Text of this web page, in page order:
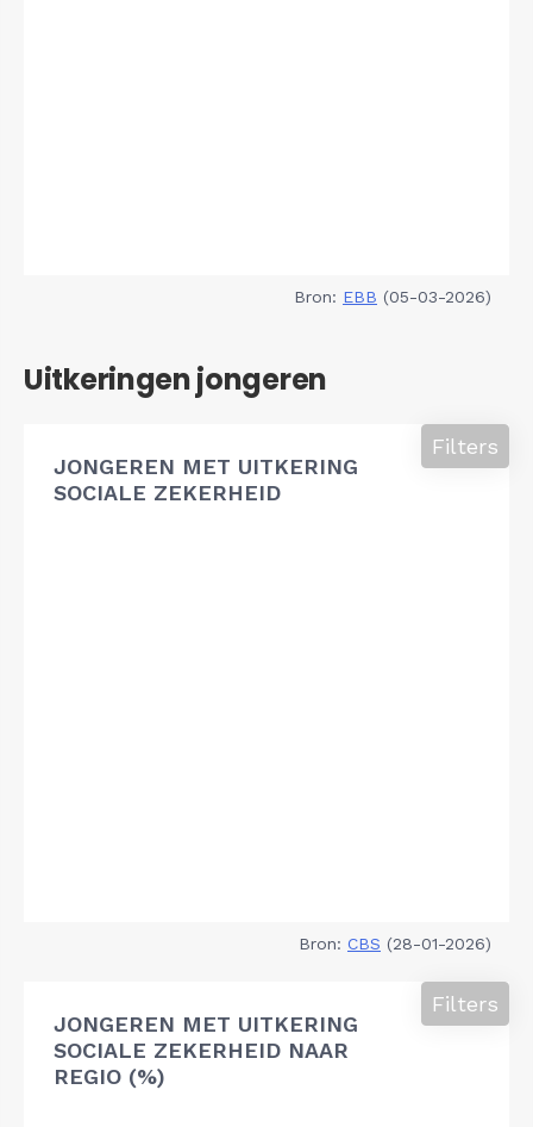
Bron: EBB (05-03-2026)
Uitkeringen jongeren
JONGEREN MET UITKERING
SOCIALE ZEKERHEID
Filters
Bron: CBS (28-01-2026)
JONGEREN MET UITKERING
SOCIALE ZEKERHEID NAAR
REGIO (%)
Filters